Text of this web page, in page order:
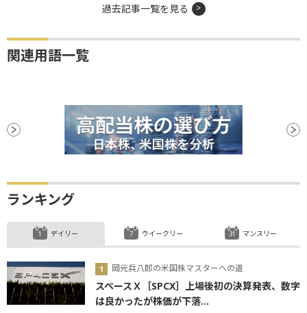
過去記事一覧を見る
関連用語一覧
ランキング
デイリー
岡元兵八郎の米国株マスターへの道
スペースＸ［SPCX］上場後初の決算発表、数字
は良かったが株価が下落...
ウイークリー マンスリー